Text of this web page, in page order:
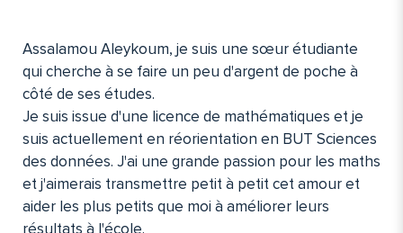
Assalamou Aleykoum, je suis une sœur étudiante
qui cherche à se faire un peu d'argent de poche à
côté de ses études.
Je suis issue d'une licence de mathématiques et je
suis actuellement en réorientation en BUT Sciences
des données. J'ai une grande passion pour les maths
et j'aimerais transmettre petit à petit cet amour et
aider les plus petits que moi à améliorer leurs
résultats à l'école.